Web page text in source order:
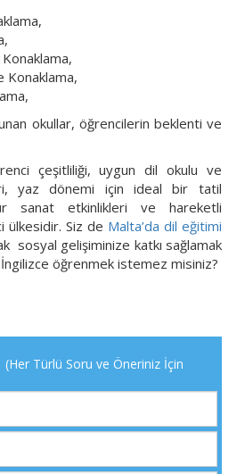
Konaklama,
okullar, öğrencilerin beklenti ve
çeşitliliği, uygun dil okulu ve
yaz dönemi için ideal bir tatil
sanat etkinlikleri ve hareketli
ülkesidir. Siz de Malta’da dil eğitimi
sosyal gelişiminize katkı sağlamak
öğrenmek istemez misiniz?
(Her Türlü Soru ve Öneriniz İçin